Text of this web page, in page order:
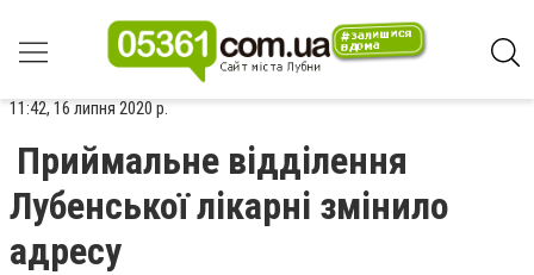
11:42, 16 липня 2020 р.
Приймальне відділення
Лубенської лікарні змінило
адресу